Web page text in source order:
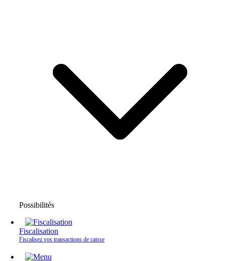
Possibilités
Fiscalisation
Fiscalisez vos transactions de caisse